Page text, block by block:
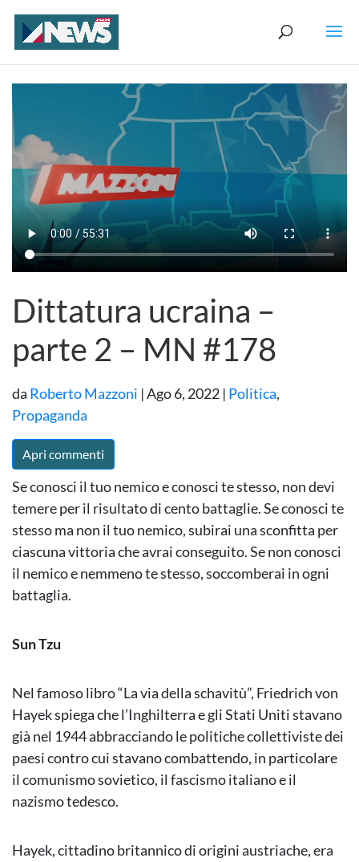
Dittatura ucraina –
parte 2 – MN #178
da Roberto Mazzoni |Ago 6, 2022 | Politica,
Propaganda
Apri commenti
Se conosci il tuo nemico e conosci te stesso, non devi
temere per il risultato di cento battaglie. Se conosci te
stesso ma non il tuo nemico, subirai una sconfitta per
ciascuna vittoria che avrai conseguito. Se non conosci
il nemico e nemmeno te stesso, soccomberai in ogni
battaglia.
Sun Tzu
Nel famoso libro “La via della schavitù”, Friedrich von
Hayek spiega che l’Inghilterra e gli Stati Uniti stavano
già nel 1944 abbracciando le politiche collettiviste dei
paesi contro cui stavano combattendo, in particolare
il comunismo sovietico, il fascismo italiano e il
nazismo tedesco.
Hayek, cittadino britannico di origini austriache, era